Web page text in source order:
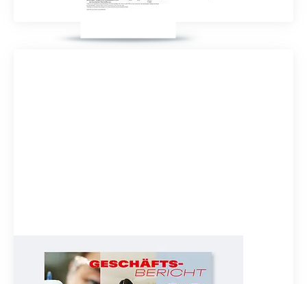
Geschäfts­bericht 2022